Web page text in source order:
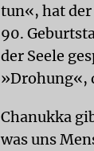
tun«, hat der
90.
der Seele
»Drohung«,
Chanukka
was uns